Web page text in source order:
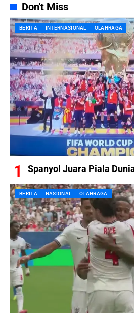
Don't Miss
BERITA INTERNASIONAL OLAHRAGA
Spanyol Juara Piala
BERITA NASIONAL OLAHRAGA